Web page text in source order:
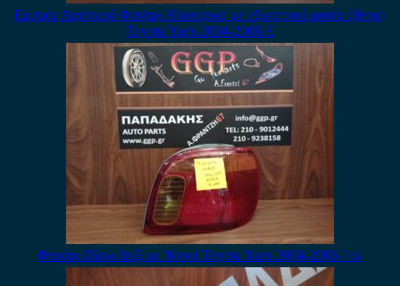
Εμπρός Αριστερό Φανάρι Ηλεκτρικό με εξωτερικό μοτέρ (depo)
Toyota Yaris 2004-2006 E
Φανάρι Πίσω Δεξί με Ντουί Toyota Yaris 2004-2006 / c4